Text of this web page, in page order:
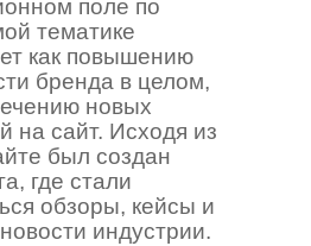
поле по
тематике
как повышению
бренда в целом,
новых
на сайт. Исходя из
был создан
где стали
обзоры, кейсы и
индустрии.